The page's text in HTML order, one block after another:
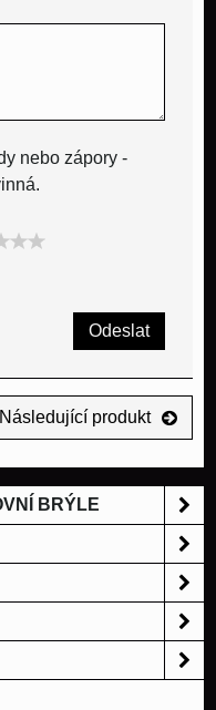
nebo zápory -
Odeslat
Následující produkt
BRÝLE